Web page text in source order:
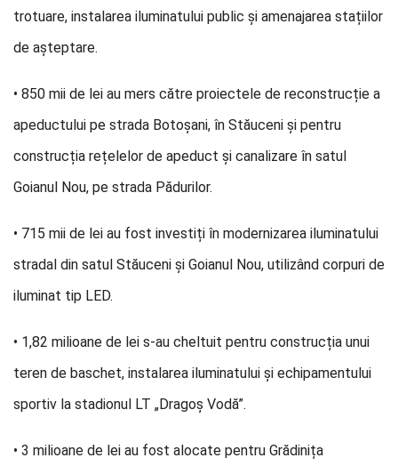
trotuare, instalarea iluminatului public și amenajarea stațiilor
de așteptare.
• 850 mii de lei au mers către proiectele de reconstrucție a
apeductului pe strada Botoșani, în Stăuceni și pentru
construcția rețelelor de apeduct și canalizare în satul
Goianul Nou, pe strada Pădurilor.
• 715 mii de lei au fost investiți în modernizarea iluminatului
stradal din satul Stăuceni și Goianul Nou, utilizând corpuri de
iluminat tip LED.
• 1,82 milioane de lei s-au cheltuit pentru construcția unui
teren de baschet, instalarea iluminatului și echipamentului
sportiv la stadionul LT „Dragoș Vodă”.
• 3 milioane de lei au fost alocate pentru Grădinița